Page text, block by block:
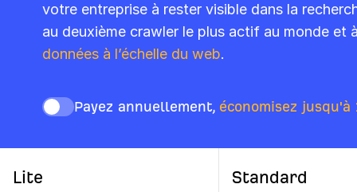
votre entreprise à rester visible dans la
au deuxième crawler le plus actif au monde et
données à l’échelle du web.
Payez annuellement, économisez jusqu'à
Lite Standard